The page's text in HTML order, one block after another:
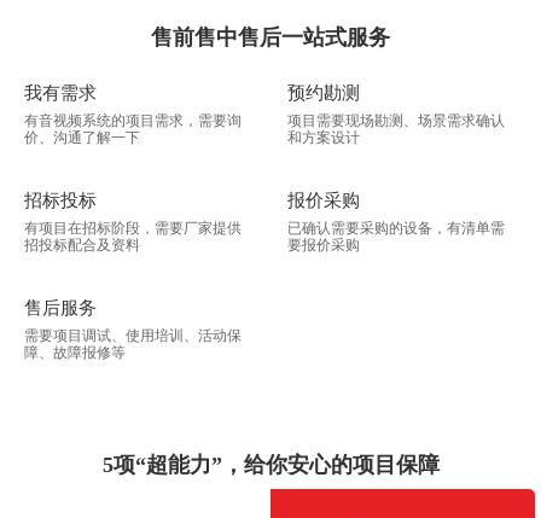
售前售中售后一站式服务
我有需求
有音视频系统的项目需求，需要询
价、沟通了解一下
预约勘测
项目需要现场勘测、场景需求确认
和方案设计
招标投标
有项目在招标阶段，需要厂家提供
招投标配合及资料
报价采购
已确认需要采购的设备，有清单需
要报价采购
售后服务
需要项目调试、使用培训、活动保
障、故障报修等
5项“超能力”，给你安心的项目保障